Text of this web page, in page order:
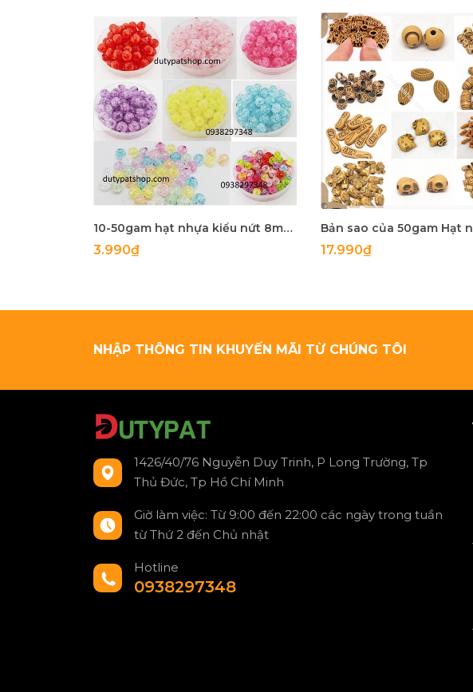
10-50gam hạt nhựa kiểu nứt 8mm, 10mm có lỗ xỏ làm vòng tay, vòng cổ , túi xách, làm handmade
3.990₫ 17.990₫
NHẬP THÔNG TIN KHUYẾN MÃI TỪ CHÚNG TÔI
1426/40/76 Nguyễn Duy Trinh, P Long Trường, Tp
Thủ Đức, Tp Hồ Chí Minh
Giờ làm việc: Từ 9:00 đến 22:00 các ngày trong tuần
từ Thứ 2 đến Chủ nhật
Hotline
0938297348